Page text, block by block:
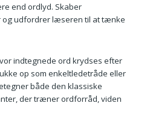
end ordlyd. Skaber
udfordrer læseren til at tænke
indtegnede ord krydses efter
op som enkeltledetråde eller
både den klassiske
der træner ordforråd, viden